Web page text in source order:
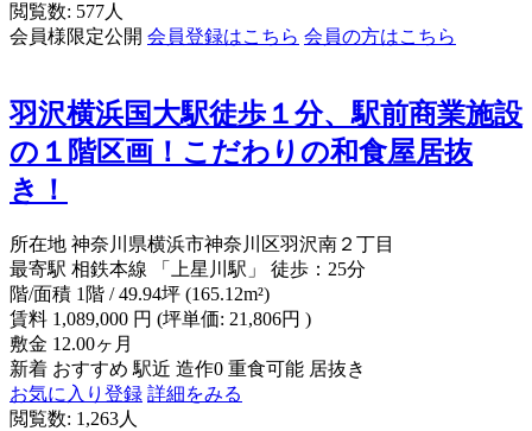
閲覧数: 577人
会員様限定公開 会員登録はこちら 会員の方はこちら
羽沢横浜国大駅徒歩１分、駅前商業施設
の１階区画！こだわりの和食屋居抜
き！
所在地 神奈川県横浜市神奈川区羽沢南２丁目
最寄駅 相鉄本線 「上星川駅」 徒歩：25分
階/面積 1階 / 49.94坪 (165.12m²)
賃料 1,089,000 円 (坪単価: 21,806円 )
敷金 12.00ヶ月
新着 おすすめ 駅近 造作0 重食可能 居抜き
お気に入り登録 詳細をみる
閲覧数: 1,263人